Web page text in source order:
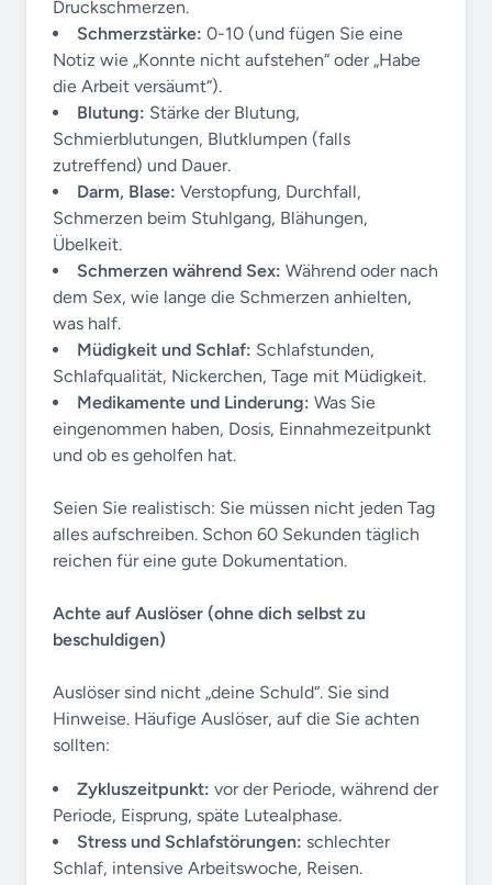
Druckschmerzen.
Schmerzstärke: 0-10 (und fügen Sie eine
Notiz wie „Konnte nicht aufstehen“ oder „Habe
die Arbeit versäumt“).
Blutung: Stärke der Blutung,
Schmierblutungen, Blutklumpen (falls
zutreffend) und Dauer.
Darm, Blase: Verstopfung, Durchfall,
Schmerzen beim Stuhlgang, Blähungen,
Übelkeit.
Schmerzen während Sex: Während oder nach
dem Sex, wie lange die Schmerzen anhielten,
was half.
Müdigkeit und Schlaf: Schlafstunden,
Schlafqualität, Nickerchen, Tage mit Müdigkeit.
Medikamente und Linderung: Was Sie
eingenommen haben, Dosis, Einnahmezeitpunkt
und ob es geholfen hat.
Seien Sie realistisch: Sie müssen nicht jeden Tag
alles aufschreiben. Schon 60 Sekunden täglich
reichen für eine gute Dokumentation.
Achte auf Auslöser (ohne dich selbst zu
beschuldigen)
Auslöser sind nicht „deine Schuld“. Sie sind
Hinweise. Häufige Auslöser, auf die Sie achten
sollten:
Zykluszeitpunkt: vor der Periode, während der
Periode, Eisprung, späte Lutealphase.
Stress und Schlafstörungen: schlechter
Schlaf, intensive Arbeitswoche, Reisen.